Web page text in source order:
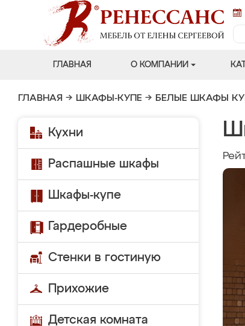
ГЛАВНАЯ О КОМПАНИИ
ГЛАВНАЯ → ШКАФЫ-КУПЕ → БЕЛЫЕ ШКАФЫ
Кухни
Распашные шкафы
Шкафы-купе
Гардеробные
Стенки в гостиную
Прихожие
Детская комната